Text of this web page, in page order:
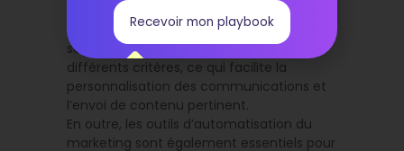
prospects tout au long du processus de
vente. Un CRM permet également de
segmenter les prospects en fonction de
différents critères, ce qui facilite la
personnalisation des communications et
l’envoi de contenu pertinent.
En outre, les outils d’automatisation du
marketing sont également essentiels pour
Recevoir mon playbook